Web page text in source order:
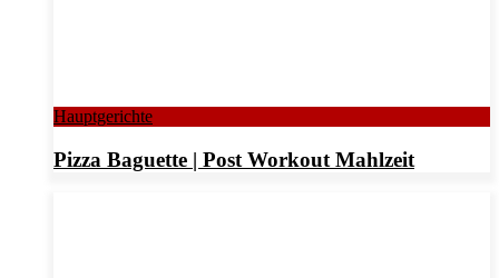
Hauptgerichte
Pizza Baguette | Post Workout Mahlzeit